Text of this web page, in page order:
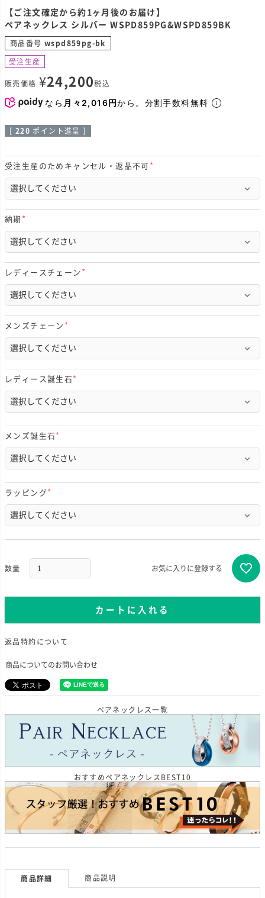
【ご注文確定から約1ヶ月後のお届け】
ペアネックレス シルバー WSPD859PG&WSPD859BK
商品番号 wspd859pg-bk
受注生産
販売価格 ¥24,200税込
なら 月々2,016円から。分割手数料無料
220 ポイント進呈 ]
受注生産のためキャンセル・返品不可
)
納期
必
須
)
レディースチェーン
)
メンズチェーン
必
須
)
レディース誕生石
須
)
メンズ誕生石
必
須
)
ラッピング
必
須
)
お気に入りに登録する
カートに入れる
返品特約について
商品についてのお問い合わせ
ペアネックレス一覧
おすすめペアネックレスBEST10
商品詳細 商品説明